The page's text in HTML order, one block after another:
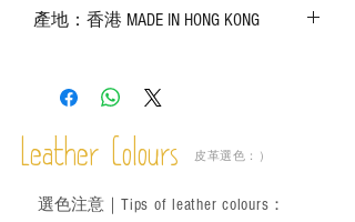
實物為準；
－ 植鞣皮革容易受環境、使用程度等產生
成後定期在皮面塗上皮革專用清潔劑及貂
鼠油等；
適合六歲以下兒童使用；六至十二歲兒童
產地：香港 MADE IN HONG KONG
Leather Colours 皮革選色：）
選色注意｜ Tips of leather colours ：